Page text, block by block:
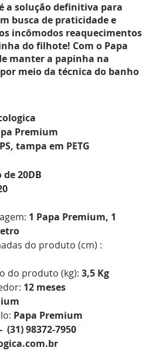
a solução definitiva para
busca de praticidade e
incômodos reaquecimentos
do filhote! Com o Papa
manter a papinha na
meio da técnica do banho
Premium
tampa em PETG
20DB
1 Papa Premium, 1
do produto (cm) :
do produto (kg): 3,5 Kg
12 meses
Papa Premium
(31) 98372-7950